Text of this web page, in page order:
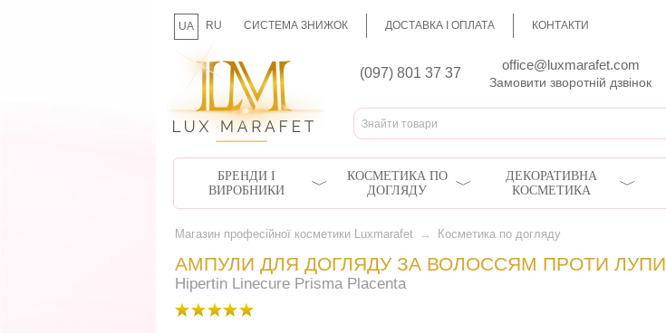
UA RU СИСТЕМА ЗНИЖОК ДОСТАВКА І ОПЛАТА КОНТАКТИ
(097) 801 37 37
office@luxmarafet.com
Замовити зворотній дзвінок
БРЕНДИ І
ВИРОБНИКИ
КОСМЕТИКА ПО
ДОГЛЯДУ
ДЕКОРАТИВНА
КОСМЕТИКА
Магазин професійної косметики Luxmarafet → Косметика по догляду
АМПУЛИ ДЛЯ ДОГЛЯДУ ЗА ВОЛОССЯМ ПРОТИ ЛУПИ
Hipertin Linecure Prisma Placenta